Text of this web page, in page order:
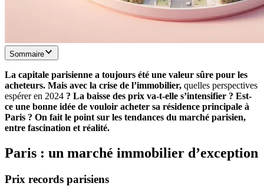
Sommaire
La capitale parisienne a toujours été une valeur sûre pour les
acheteurs. Mais avec la crise de l’immobilier, quelles perspectives
espérer en 2024 ? La baisse des prix va-t-elle s’intensifier ? Est-
ce une bonne idée de vouloir acheter sa résidence principale à
Paris ? On fait le point sur les tendances du marché parisien,
entre fascination et réalité.
Paris : un marché immobilier d’exception
Prix records parisiens